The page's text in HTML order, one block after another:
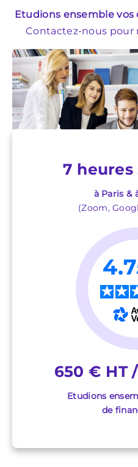
Etudions ensemble
Contactez-nous pour
7 heures
à Paris &
(Zoom,
★★
650 € HT
Etudions
de